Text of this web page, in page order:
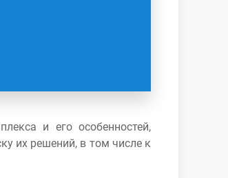
и его особенностей,
их решений, в том числе к